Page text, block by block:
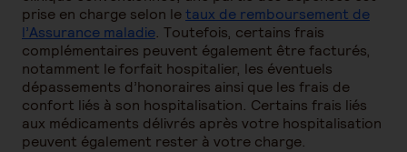
prise en charge selon letaux de remboursement de
l’Assurance maladie. Toutefois, certains frais
complémentaires peuvent également être facturés,
notamment le forfait hospitalier, les éventuels
dépassements d’honoraires ainsi que les frais de
confort liés à son hospitalisation. Certains frais liés
aux médicaments délivrés après votre hospitalisation
peuvent également rester à votre charge.